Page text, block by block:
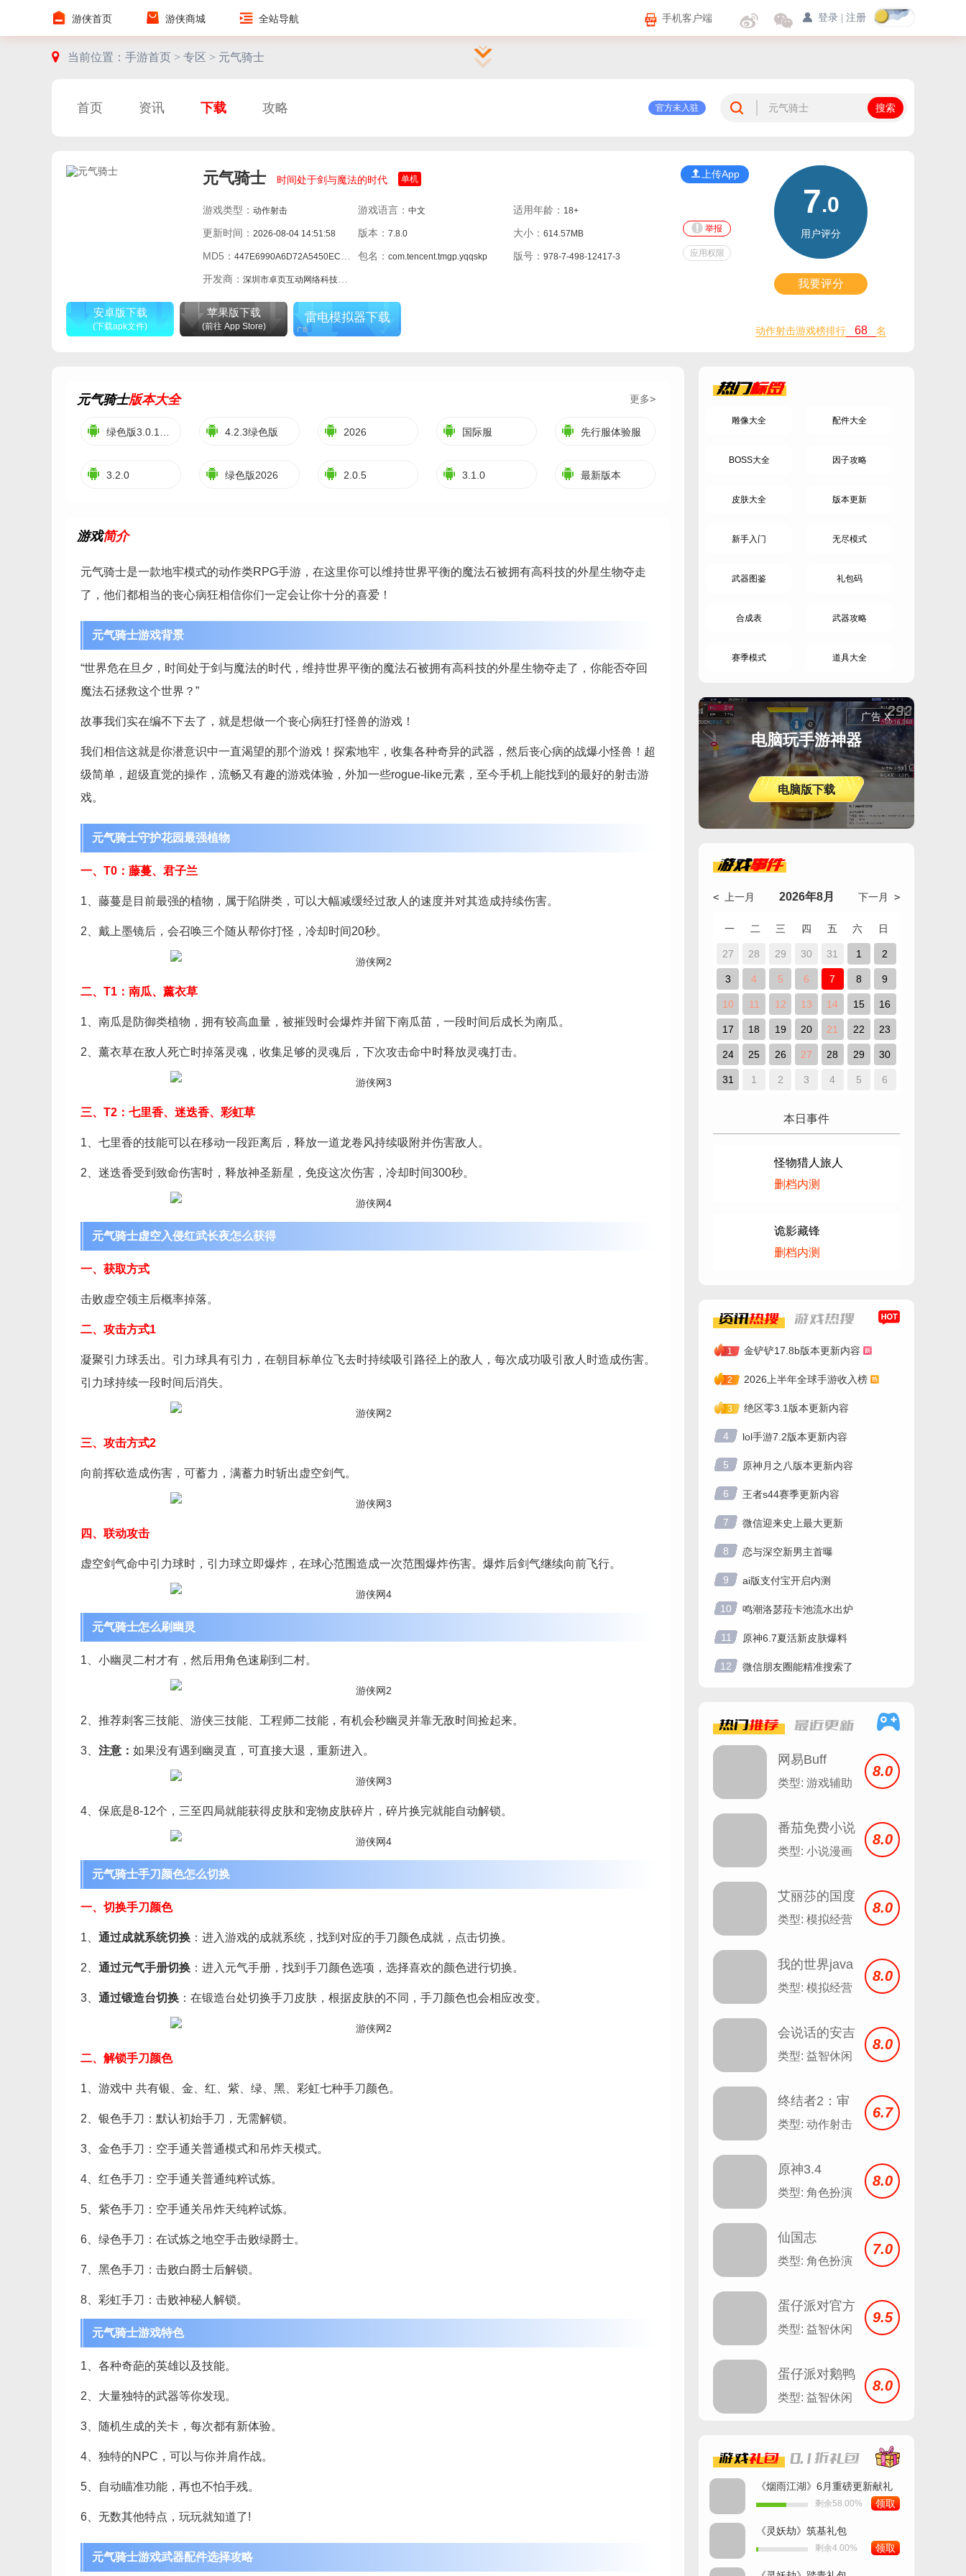
游侠首页 游侠商城 全站导航 登录 注册
手机客户端
当前位置： 手游首页 > 专区 > 元气骑士
首页 资讯 下载 攻略 官方未入驻
元气骑士 时间处于剑与魔法的时代 单机
游戏类型： 动作射击 游戏语言： 中文 适用年龄： 18+
更新时间： 2026-08-04 14:51:58 版本： 7.8.0 大小： 614.57MB
MD5： 447E6990A6D72A5450EC31B9A0547B10 包名： com.tencent.tmgp.yqqskp 版号： 978-7-498-12417-3
开发商： 深圳市卓页互动网络科技有限公司
上传App
举报
应用权限
7.0
用户评分
我要评分
动作射击游戏榜排行 68 名
安卓版下载
(下载apk文件)
苹果版下载
(前往 App Store)
雷电模拟器下载
广告
元气骑士版本大全 更多>
4.2.3绿色版 2026 国际服 先行服体验服
3.2.0 绿色版2026 2.0.5 3.1.0 最新版本
游戏简介
元气骑士是一款地牢模式的动作类RPG手游，在这里你可以维持世界平衡的魔法石被拥有高科技的外星生物夺走
了，他们都相当的丧心病狂相信你们一定会让你十分的喜爱！
元气骑士游戏背景
“世界危在旦夕，时间处于剑与魔法的时代，维持世界平衡的魔法石被拥有高科技的外星生物夺走了，你能否夺回
魔法石拯救这个世界？”
故事我们实在编不下去了，就是想做一个丧心病狂打怪兽的游戏！
我们相信这就是你潜意识中一直渴望的那个游戏！探索地牢，收集各种奇异的武器，然后丧心病的战爆小怪兽！超
级简单，超级直觉的操作，流畅又有趣的游戏体验，外加一些rogue-like元素，至今手机上能找到的最好的射击游
戏。
元气骑士守护花园最强植物
一、T0：藤蔓、君子兰
1、藤蔓是目前最强的植物，属于陷阱类，可以大幅减缓经过敌人的速度并对其造成持续伤害。
2、戴上墨镜后，会召唤三个随从帮你打怪，冷却时间20秒。
二、T1：南瓜、薰衣草
1、南瓜是防御类植物，拥有较高血量，被摧毁时会爆炸并留下南瓜苗，一段时间后成长为南瓜。
2、薰衣草在敌人死亡时掉落灵魂，收集足够的灵魂后，下次攻击命中时释放灵魂打击。
三、T2：七里香、迷迭香、彩虹草
1、七里香的技能可以在移动一段距离后，释放一道龙卷风持续吸附并伤害敌人。
2、迷迭香受到致命伤害时，释放神圣新星，免疫这次伤害，冷却时间300秒。
元气骑士虚空入侵红武长夜怎么获得
一、获取方式
击败虚空领主后概率掉落。
二、攻击方式1
凝聚引力球丢出。引力球具有引力，在朝目标单位飞去时持续吸引路径上的敌人，每次成功吸引敌人时造成伤害。
引力球持续一段时间后消失。
三、攻击方式2
向前挥砍造成伤害，可蓄力，满蓄力时斩出虚空剑气。
四、联动攻击
虚空剑气命中引力球时，引力球立即爆炸，在球心范围造成一次范围爆炸伤害。爆炸后剑气继续向前飞行。
元气骑士怎么刷幽灵
1、小幽灵二村才有，然后用角色速刷到二村。
2、推荐刺客三技能、游侠三技能、工程师二技能，有机会秒幽灵并靠无敌时间捡起来。
3、 注意： 如果没有遇到幽灵直，可直接大退，重新进入。
4、保底是8-12个，三至四局就能获得皮肤和宠物皮肤碎片，碎片换完就能自动解锁。
元气骑士手刀颜色怎么切换
一、切换手刀颜色
1、 通过成就系统切换 ：进入游戏的成就系统，找到对应的手刀颜色成就，点击切换。
2、 通过元气手册切换 ：进入元气手册，找到手刀颜色选项，选择喜欢的颜色进行切换。
3、 通过锻造台切换 ：在锻造台处切换手刀皮肤，根据皮肤的不同，手刀颜色也会相应改变。
二、解锁手刀颜色
1、游戏中 共有银、金、红、紫、绿、黑、彩虹七种手刀颜色。
2、银色手刀：默认初始手刀，无需解锁。
3、金色手刀：空手通关普通模式和吊炸天模式。
4、红色手刀：空手通关普通纯粹试炼。
5、紫色手刀：空手通关吊炸天纯粹试炼。
6、绿色手刀：在试炼之地空手击败绿爵士。
7、黑色手刀：击败白爵士后解锁。
8、彩虹手刀：击败神秘人解锁。
元气骑士游戏特色
1、各种奇葩的英雄以及技能。
2、大量独特的武器等你发现。
3、随机生成的关卡，每次都有新体验。
4、独特的NPC，可以与你并肩作战。
5、自动瞄准功能，再也不怕手残。
6、无数其他特点，玩玩就知道了!
元气骑士游戏武器配件选择攻略
热门标签
雕像大全 配件大全
BOSS大全 因子攻略
皮肤大全 版本更新
新手入门 无尽模式
武器图鉴 礼包码
合成表 武器攻略
赛季模式 道具大全
电脑玩手游神器
电脑版下载
广告 X
游戏事件
< 上一月 2026年8月 下一月 >
一 二 三 四 五 六 日
27 28 29 30 31 1 2
3 4 5 6 7 8 9
10 11 12 13 14 15 16
17 18 19 20 21 22 23
24 25 26 27 28 29 30
31 1 2 3 4 5 6
本日事件
怪物猎人旅人
删档内测
诡影藏锋
删档内测
资讯热搜 游戏热搜
1 金铲铲17.8b版本更新内容
2 2026上半年全球手游收入榜
3 绝区零3.1版本更新内容
4 lol手游7.2版本更新内容
5 原神月之八版本更新内容
6 王者s44赛季更新内容
7 微信迎来史上最大更新
8 恋与深空新男主首曝
9 ai版支付宝开启内测
10 鸣潮洛瑟菈卡池流水出炉
11 原神6.7夏活新皮肤爆料
12 微信朋友圈能精准搜索了
热门推荐 最近更新
网易Buff
类型: 游戏辅助
8.0
番茄免费小说
安卓
类型: 小说漫画
8.0
艾丽莎的国度
类型: 模拟经营
8.0
我的世界java
版
类型: 模拟经营
8.0
会说话的安吉
拉 Talking
类型: 益智休闲
8.0
终结者2：审
判日
类型: 动作射击
6.7
原神3.4
类型: 角色扮演
8.0
仙国志
类型: 角色扮演
7.0
蛋仔派对官方
服
类型: 益智休闲
9.5
蛋仔派对鹅鸭
杀
类型: 益智休闲
8.0
游戏礼包 0.1折礼包
《烟雨江湖》6月重磅更新献礼
剩余58.00% 领取
《灵妖劫》筑基礼包
剩余4.00% 领取